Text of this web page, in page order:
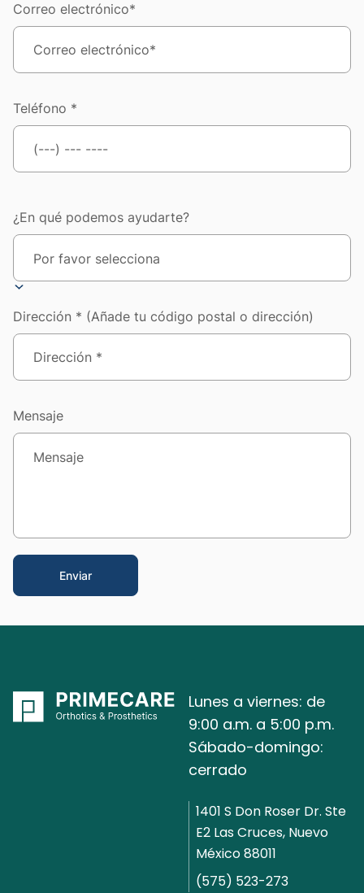
Correo electrónico*
Teléfono *
¿En qué podemos ayudarte?
Dirección * (Añade tu código postal o dirección)
Mensaje
Lunes a viernes: de
9:00 a.m. a 5:00 p.m.
Sábado-domingo:
cerrado
1401 S Don Roser Dr. Ste
E2 Las Cruces, Nuevo
México 88011
(575) 523-273